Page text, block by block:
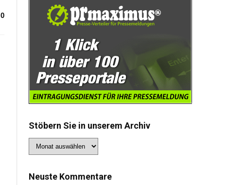
0
Stöbern Sie in unserem Archiv
Sie
Archiv
Neuste Kommentare